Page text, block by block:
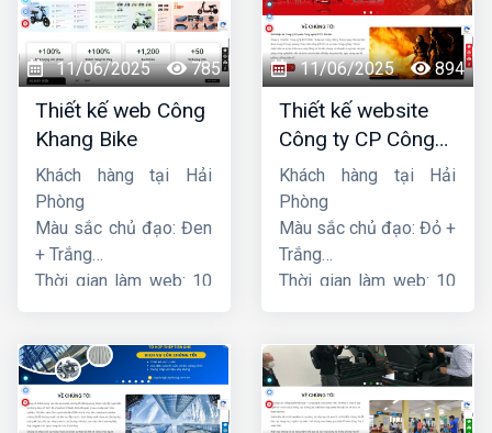
11/06/2025 785
Thiết kế web Công
Khang Bike
Khách hàng tại Hải
Phòng
Màu sắc chủ đạo: Đen
+ Trắng
Thời gian làm web: 10
11/06/2025 894
Thiết kế website
Công ty CP Công
nghệ PCCC Bắc Hà
Khách hàng tại Hải
Phòng
Màu sắc chủ đạo: Đỏ +
Trắng
Thời gian làm web: 10